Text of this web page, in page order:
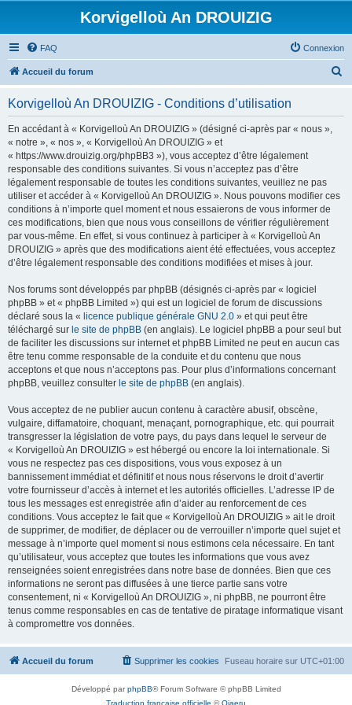
Korvigelloù An DROUIZIG
FAQ Connexion
Accueil du forum
Korvigelloù An DROUIZIG - Conditions d’utilisation
En accédant à « Korvigelloù An DROUIZIG » (désigné ci-après par « nous »,
« notre », « nos », « Korvigelloù An DROUIZIG » et
« https://www.drouizig.org/phpBB3 »), vous acceptez d’être légalement
responsable des conditions suivantes. Si vous n’acceptez pas d’être
légalement responsable de toutes les conditions suivantes, veuillez ne pas
utiliser et accéder à « Korvigelloù An DROUIZIG ». Nous pouvons modifier ces
conditions à n’importe quel moment et nous essaierons de vous informer de
ces modifications, bien que nous vous conseillons de vérifier régulièrement
par vous-même. En effet, si vous continuez à participer à « Korvigelloù An
DROUIZIG » après que des modifications aient été effectuées, vous acceptez
d’être légalement responsable des conditions modifiées et mises à jour.
Nos forums sont développés par phpBB (désignés ci-après par « logiciel
phpBB » et « phpBB Limited ») qui est un logiciel de forum de discussions
déclaré sous la « licence publique générale GNU 2.0 » et qui peut être
téléchargé sur le site de phpBB (en anglais). Le logiciel phpBB a pour seul but
de faciliter les discussions sur internet et phpBB Limited ne peut en aucun cas
être tenu comme responsable de la conduite et du contenu que nous
acceptons et que nous n’acceptons pas. Pour plus d’informations concernant
phpBB, veuillez consulter le site de phpBB (en anglais).
Vous acceptez de ne publier aucun contenu à caractère abusif, obscène,
vulgaire, diffamatoire, choquant, menaçant, pornographique, etc. qui pourrait
transgresser la législation de votre pays, du pays dans lequel le serveur de
« Korvigelloù An DROUIZIG » est hébergé ou encore la loi internationale. Si
vous ne respectez pas ces dispositions, vous vous exposez à un
bannissement immédiat et définitif et nous nous réservons le droit d’avertir
votre fournisseur d’accès à internet et les autorités officielles. L’adresse IP de
tous les messages est enregistrée afin d’aider au renforcement de ces
conditions. Vous acceptez le fait que « Korvigelloù An DROUIZIG » ait le droit
de supprimer, de modifier, de déplacer ou de verrouiller n’importe quel sujet et
message à n’importe quel moment si nous estimons cela nécessaire. En tant
qu’utilisateur, vous acceptez que toutes les informations que vous avez
renseignées soient enregistrées dans notre base de données. Bien que ces
informations ne seront pas diffusées à une tierce partie sans votre
consentement, ni « Korvigelloù An DROUIZIG », ni phpBB, ne pourront être
tenus comme responsables en cas de tentative de piratage informatique visant
à compromettre vos données.
Accueil du forum Fuseau horaire sur UTC+01:00
Supprimer les cookies
Développé parphpBB® Forum Software © phpBB Limited
Traduction française officielle ©Qiaeru